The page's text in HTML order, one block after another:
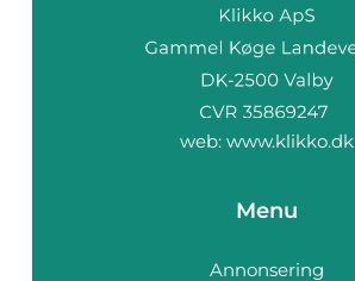
web: www.klikko.dk
Menu
Annonsering